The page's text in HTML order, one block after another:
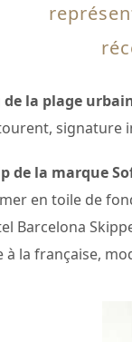
de la plage
signature
de la marque
en toile de
Barcelona
à la française,